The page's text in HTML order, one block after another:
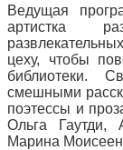
Ведущая
артистка
цеху, чтобы
библиотеки.
смешными
поэтессы и
Ольга Гаутди,
Марина